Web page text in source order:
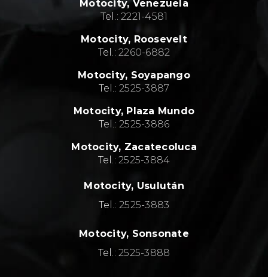
Motocity, Venezuela
Tel.:2221-4581
Motocity, Roosevelt
Tel.:2260-6882
Motocity, Soyapango
Tel.:2525-3887
Motocity, Plaza Mundo
Tel.:2525-3886
Motocity, Zacatecoluca
Tel.:2525-3884
Motocity, Usulután
Tel.:2525-3883
Motocity, Sonsonate
Tel.:2525-3888